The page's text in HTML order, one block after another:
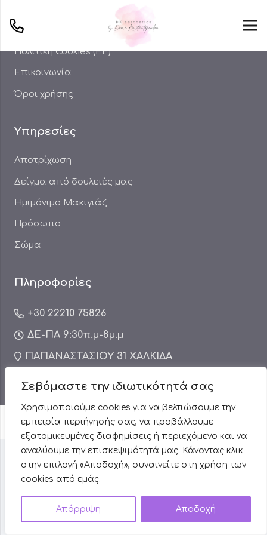
Σεβόμαστε την ιδιωτικότητά σας
Χρησιμοποιούμε cookies για να βελτιώσουμε την
εμπειρία περιήγησής σας, να προβάλλουμε
εξατομικευμένες διαφημίσεις ή περιεχόμενο και να
αναλύουμε την επισκεψιμότητά μας. Κάνοντας κλικ
στην επιλογή «Αποδοχή», συναινείτε στη χρήση των
cookies από εμάς.
Απόρριψη Αποδοχή
Χρήσιμα
Πολιτική Cookies (ΕΕ)
Επικοινωνία
Όροι χρήσης
Υπηρεσίες
Αποτρίχωση
Δείγμα από δουλειές μας
Ημιμόνιμο Μακιγιάζ
Πρόσωπο
Σώμα
Πληροφορίες
+30 22210 75826
ΔΕ-ΠΑ 9:30π.μ-8μ.μ
ΠΑΠΑΝΑΣΤΑΣΙΟΥ 31 ΧΑΛΚΙΔΑ
info.dkaesthetics@gmail.com
© 2025 DK Aesthetics All rights reserved | Designed
and developed by
ACM Digital